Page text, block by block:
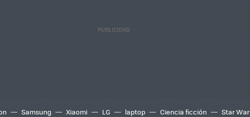
Samsung Xiaomi LG laptop Ciencia ficción Star